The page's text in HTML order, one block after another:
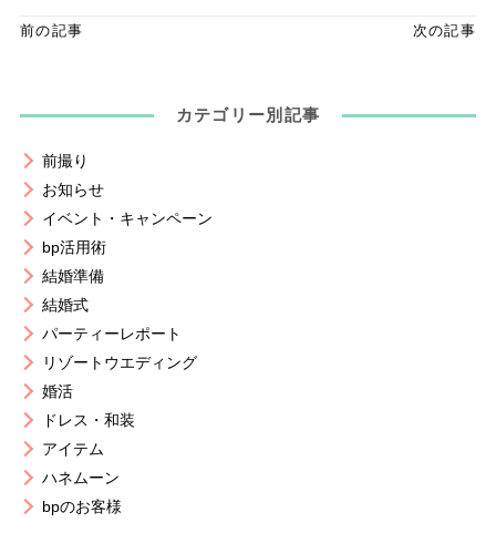
前の記事 次の記事
カテゴリー別記事
前撮り
お知らせ
イベント・キャンペーン
bp活用術
結婚準備
結婚式
パーティーレポート
リゾートウエディング
婚活
ドレス・和装
アイテム
ハネムーン
bpのお客様